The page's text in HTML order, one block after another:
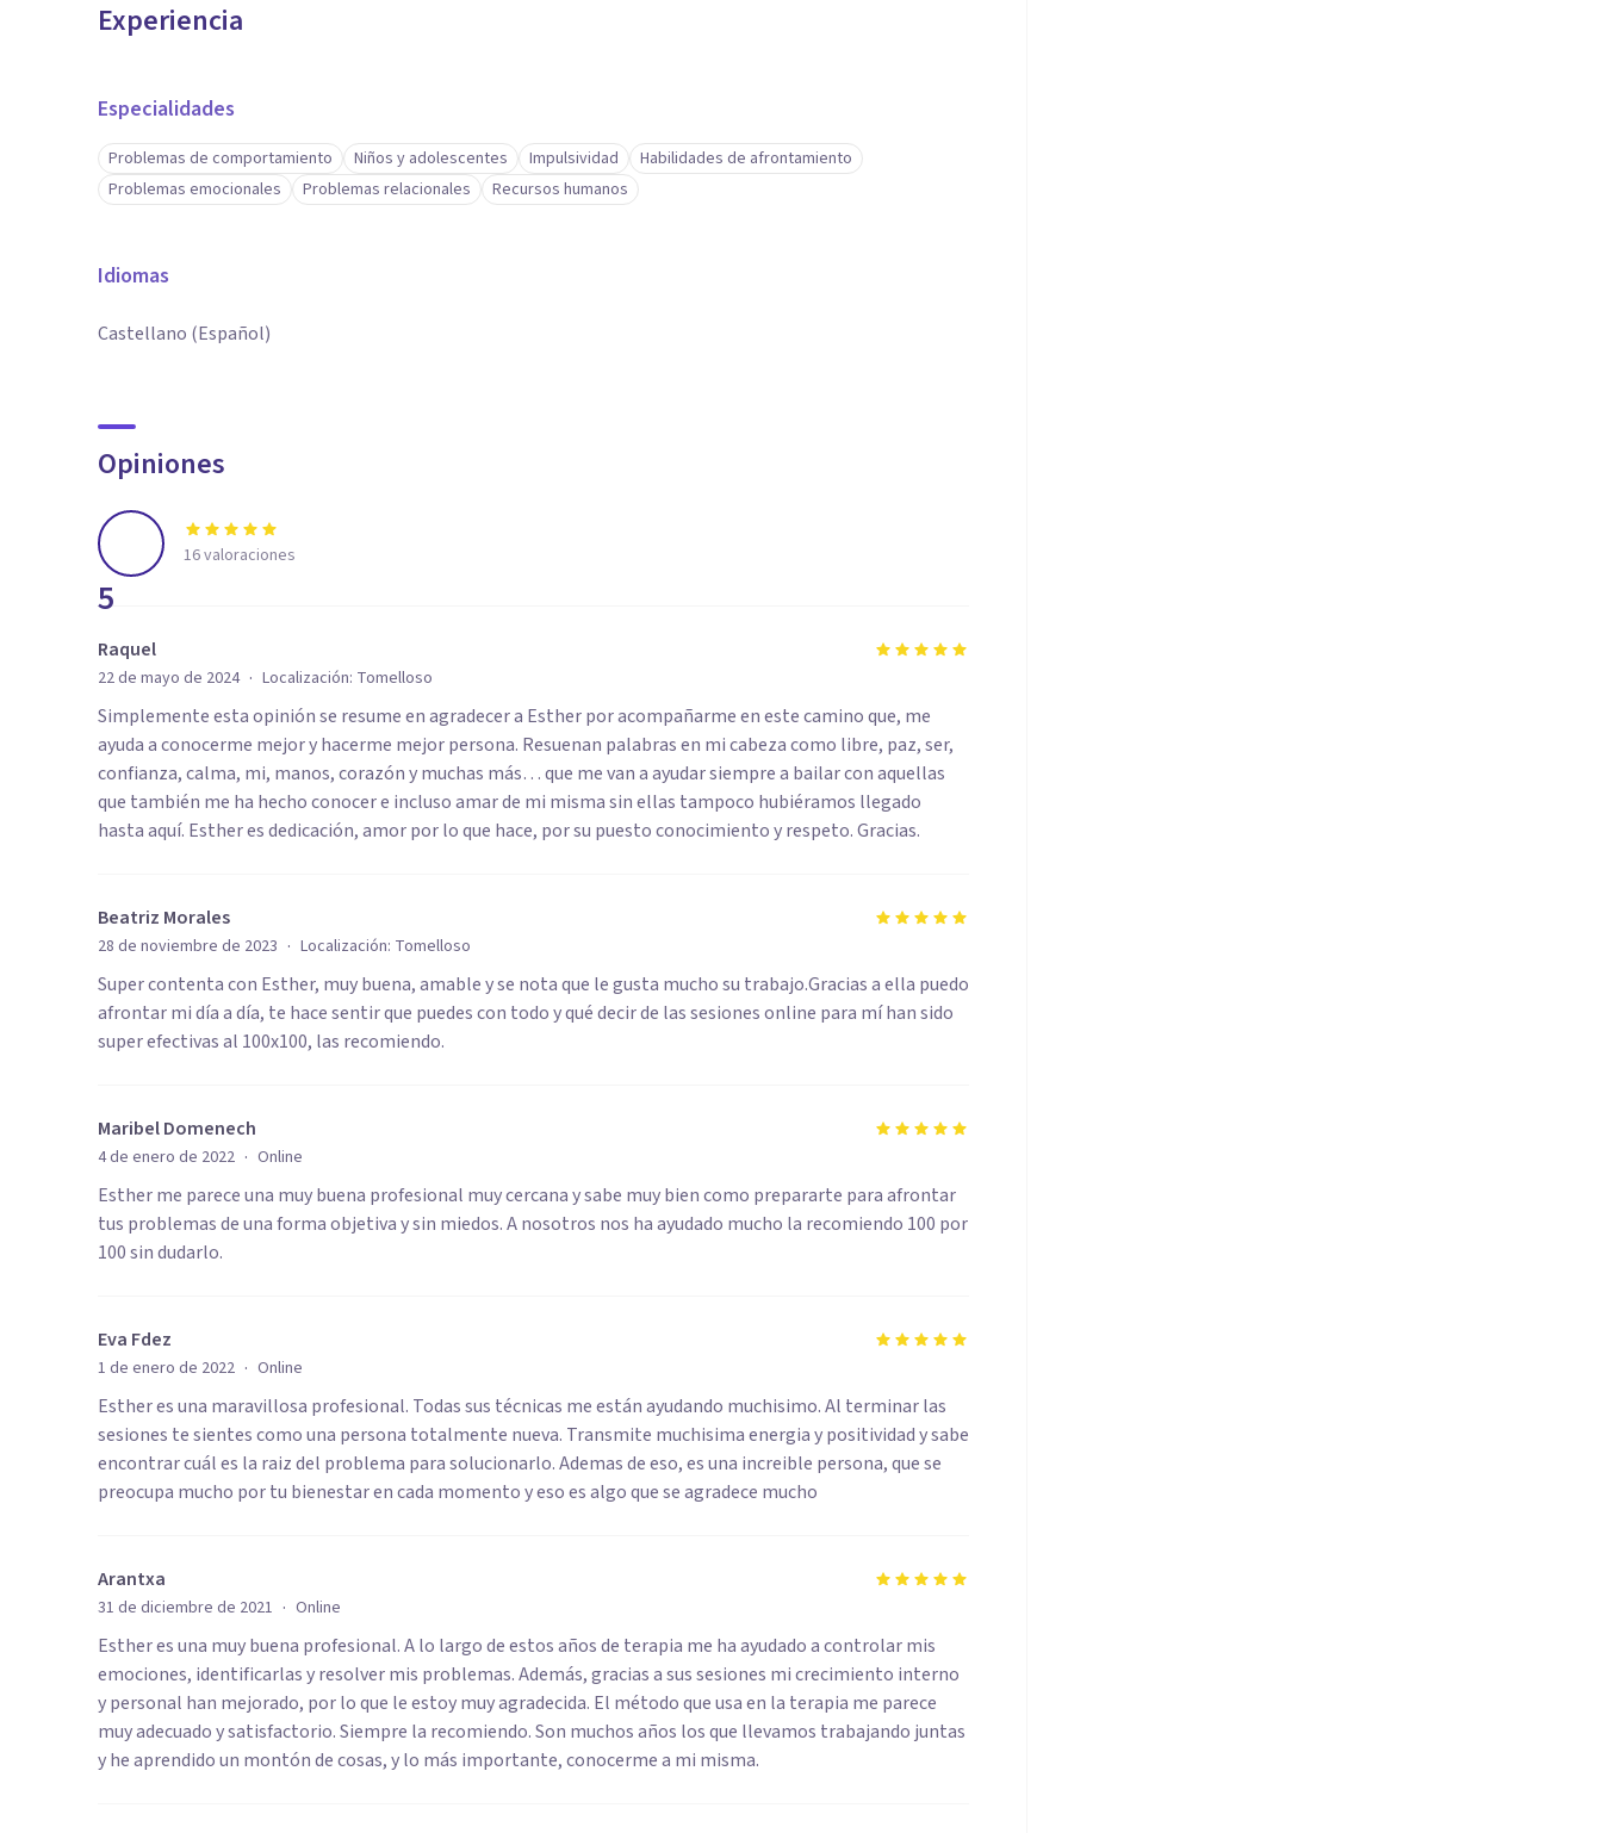
Experiencia
Especialidades
Problemas de comportamiento Niños y adolescentes Impulsividad
Habilidades de afrontamiento
Problemas emocionales
Problemas relacionales Recursos humanos
Idiomas
Castellano (Español)
Opiniones
5
16valoraciones
Raquel
22 de mayo de 2024 · Localización: Tomelloso
Simplemente esta opinión se resume en agradecer a Esther por acompañarme en este camino que, me
ayuda a conocerme mejor y hacerme mejor persona. Resuenan palabras en mi cabeza como libre, paz, ser,
confianza, calma, mi, manos, corazón y muchas más… que me van a ayudar siempre a bailar con aquellas
que también me ha hecho conocer e incluso amar de mi misma sin ellas tampoco hubiéramos llegado
hasta aquí. Esther es dedicación, amor por lo que hace, por su puesto conocimiento y respeto. Gracias.
Beatriz Morales
28 de noviembre de 2023 · Localización: Tomelloso
Super contenta con Esther, muy buena, amable y se nota que le gusta mucho su trabajo.Gracias a ella puedo
afrontar mi día a día, te hace sentir que puedes con todo y qué decir de las sesiones online para mí han sido
super efectivas al 100x100, las recomiendo.
Maribel Domenech
4 de enero de 2022 · Online
Esther me parece una muy buena profesional muy cercana y sabe muy bien como prepararte para afrontar
tus problemas de una forma objetiva y sin miedos. A nosotros nos ha ayudado mucho la recomiendo 100 por
100 sin dudarlo.
Eva Fdez
1 de enero de 2022 · Online
Esther es una maravillosa profesional. Todas sus técnicas me están ayudando muchisimo. Al terminar las
sesiones te sientes como una persona totalmente nueva. Transmite muchisima energia y positividad y sabe
encontrar cuál es la raiz del problema para solucionarlo. Ademas de eso, es una increible persona, que se
preocupa mucho por tu bienestar en cada momento y eso es algo que se agradece mucho
Arantxa
31 de diciembre de 2021 · Online
Esther es una muy buena profesional. A lo largo de estos años de terapia me ha ayudado a controlar mis
emociones, identificarlas y resolver mis problemas. Además, gracias a sus sesiones mi crecimiento interno
y personal han mejorado, por lo que le estoy muy agradecida. El método que usa en la terapia me parece
muy adecuado y satisfactorio. Siempre la recomiendo. Son muchos años los que llevamos trabajando juntas
y he aprendido un montón de cosas, y lo más importante, conocerme a mi misma.